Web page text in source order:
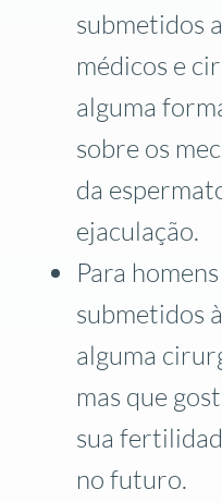
submetidos
médicos e
alguma
sobre os
da
ejaculação.
Para
submetidos
alguma
mas que
sua
no futuro.